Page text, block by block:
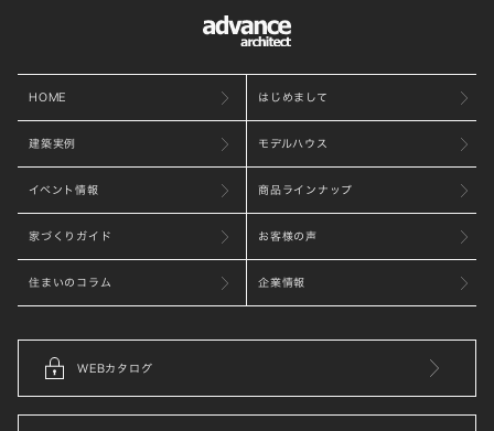
HOME はじめまして
建築実例 モデルハウス
イベント情報 商品ラインナップ
家づくりガイド お客様の声
住まいのコラム 企業情報
WEBカタログ